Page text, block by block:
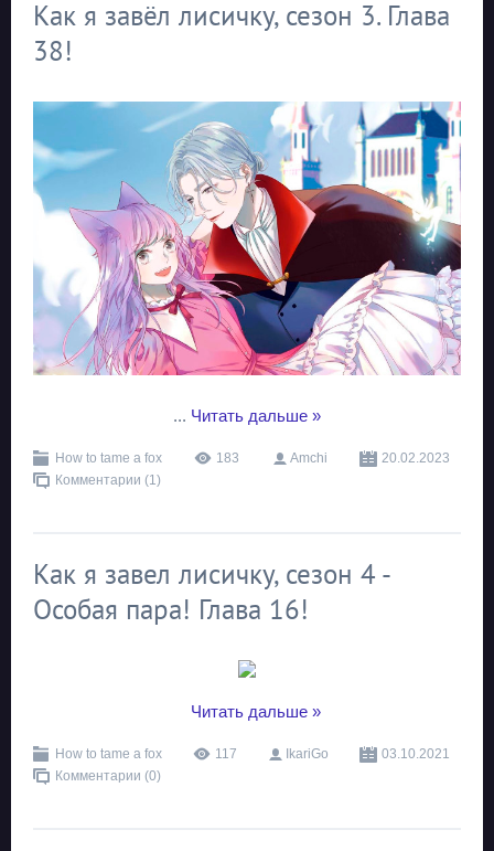
Как я завёл лисичку, сезон 3. Глава
38!
... Читать дальше »
How to tame a fox 183 Amchi
20.02.2023
Комментарии (1)
Как я завел лисичку, сезон 4 -
Особая пара! Глава 16!
Читать дальше »
How to tame a fox 117 IkariGo
03.10.2021
Комментарии (0)